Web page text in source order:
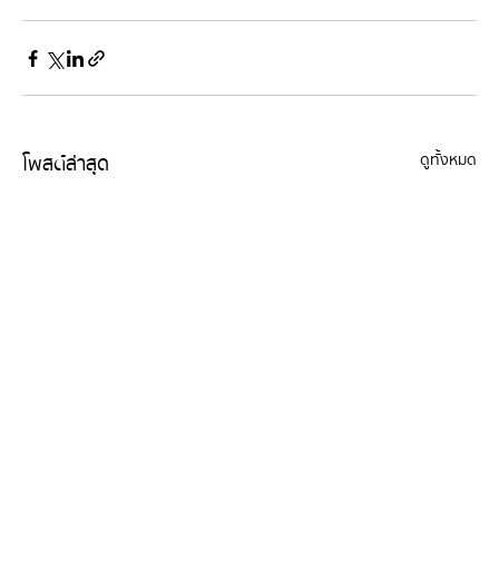
โพสต์ล่าสุด ดูทั้งหมด